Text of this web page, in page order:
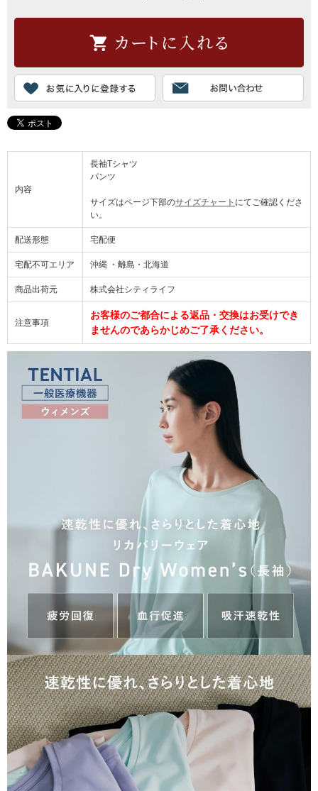
内容
長袖Tシャツ
パンツ
サイズはページ下部のサイズチャート にてご確認くださ
い。
配送形態 宅配便
宅配不可エリア 沖縄 ・離島・北海道
商品出荷元 株式会社シティライフ
注意事項
お客様のご都合による返品・交換はお受けでき
ませんのであらかじめご了承ください。